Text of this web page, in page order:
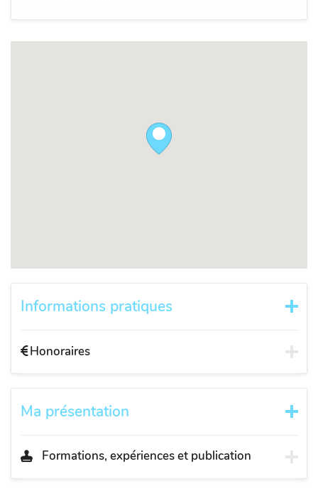
Informations pratiques
Honoraires
Ma présentation
Formations, expériences et publication